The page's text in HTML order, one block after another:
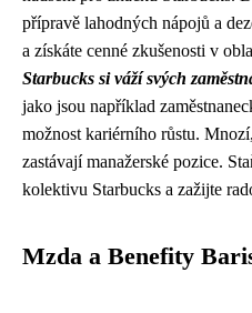
přípravě lahodných nápojů a
a získáte cenné zkušenosti v
Starbucks si váží svých
jako jsou například
možnost kariérního růstu.
zastávají manažerské pozice.
kolektivu Starbucks a zažijte
Mzda a Benefity